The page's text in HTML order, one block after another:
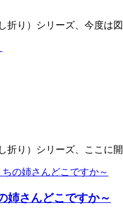
折り）シリーズ、今度は
折り）シリーズ、ここに開
姉さんどこですか～